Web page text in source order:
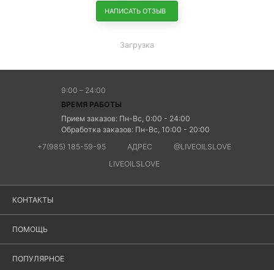
НАПИСАТЬ ОТЗЫВ
Загрузка
9:00 – 24:00
ВРЕМЯ РАБОТЫ
Прием заказов: Пн-Вс, 0:00 - 24:00
Обработка заказов: Пн-Вс, 10:00 - 20:00
+7(985) 185-59-95
АДРЕС
@LIVEOILSLOVE
LIVEOILSLOVE
КОНТАКТЫ
ПОМОЩЬ
ПОПУЛЯРНОЕ